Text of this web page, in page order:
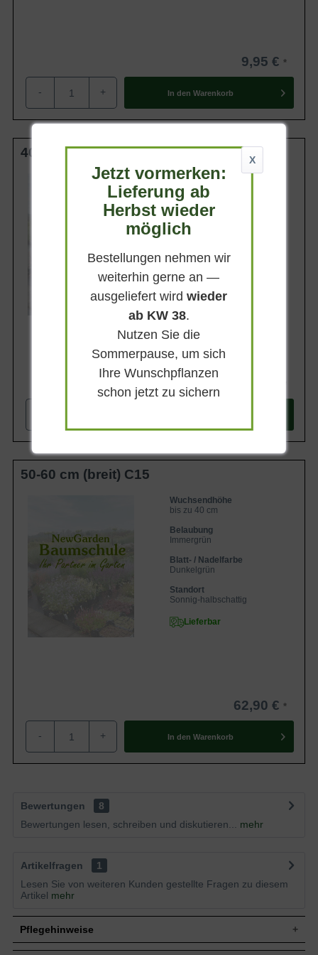
9,95 €
- + In den Warenkorb
40-50 cm (breit) C10
Wuchsendhöhe
bis zu 40 cm
Belaubung
Immergrün
Sonnig-halbschattig
Lieferbar
50-60 cm (breit) C15
Wuchsendhöhe
bis zu 40 cm
Belaubung
Immergrün
Blatt- / Nadelfarbe
Dunkelgrün
Standort
Sonnig-halbschattig
Lieferbar
62,90 €
- + In den Warenkorb
Bewertungen
8
Bewertungen lesen, schreiben und diskutieren...
mehr
Artikelfragen
1
Lesen Sie von weiteren Kunden gestellte Fragen zu diesem
Artikel mehr
Pflegehinweise
X
Jetzt vormerken:
Lieferung ab
Herbst wieder
möglich
Bestellungen nehmen wir
weiterhin gerne an —
ausgeliefert wirdwieder
ab KW 38.
Nutzen Sie die
Sommerpause, um sich
Ihre Wunschpflanzen
schon jetzt zu sichern